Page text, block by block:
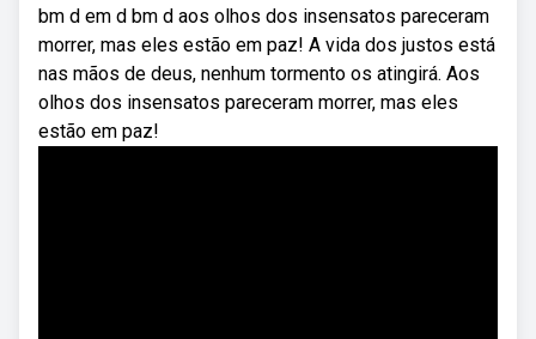
bm d em d bm d aos olhos dos insensatos pareceram
morrer, mas eles estão em paz! A vida dos justos está
nas mãos de deus, nenhum tormento os atingirá. Aos
olhos dos insensatos pareceram morrer, mas eles
estão em paz!